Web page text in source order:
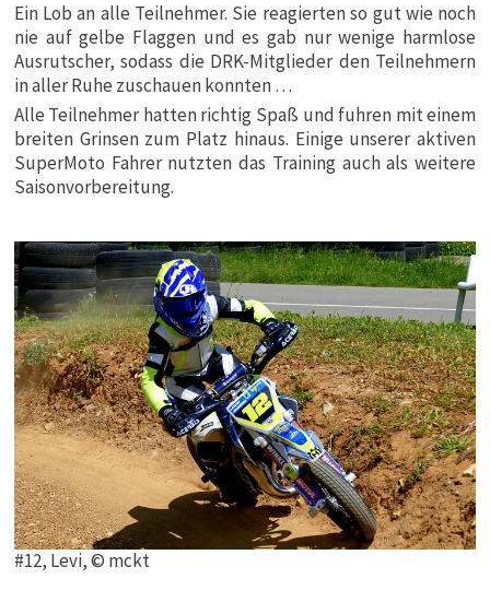
Ein Lob an alle Teilnehmer. Sie reagierten so gut wie noch
nie auf gelbe Flaggen und es gab nur wenige harmlose
Ausrutscher, sodass die DRK-Mitglieder den Teilnehmern
in aller Ruhe zuschauen konnten …
Alle Teilnehmer hatten richtig Spaß und fuhren mit einem
breiten Grinsen zum Platz hinaus. Einige unserer aktiven
SuperMoto Fahrer nutzten das Training auch als weitere
Saisonvorbereitung.
#12, Levi, © mckt